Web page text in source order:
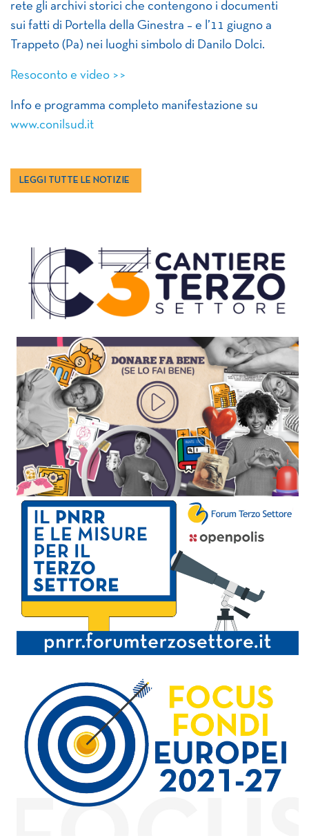
rete gli archivi storici che contengono i documenti
sui fatti di Portella della Ginestra – e l’11 giugno a
Trappeto (Pa) nei luoghi simbolo di Danilo Dolci.
Resoconto e video >>
Info e programma completo manifestazione su
www.conilsud.it
LEGGI TUTTE LE NOTIZIE